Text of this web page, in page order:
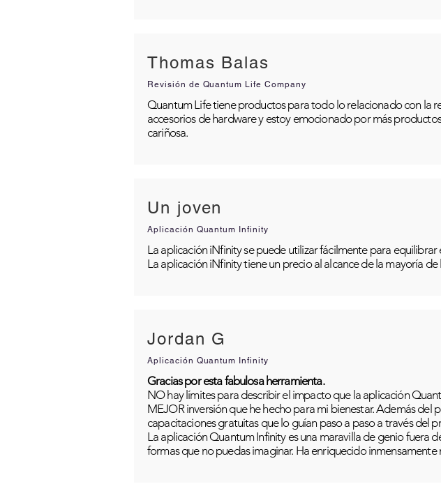
Thomas Balas
Revisión de Quantum Life Company
Quantum Life tiene productos para todo lo relacionado con la
accesorios de hardware y estoy emocionado por más
cariñosa.
Un joven
Aplicación Quantum Infinity
La aplicación iNfinity se puede utilizar fácilmente para
La aplicación iNfinity tiene un precio al alcance de la mayoría
Jordan G
Aplicación Quantum Infinity
Gracias por esta fabulosa herramienta.
NO hay límites para describir el impacto que la aplicación
MEJOR inversión que he hecho para mi bienestar. Además del
capacitaciones gratuitas que lo guían paso a paso a través del
La aplicación Quantum Infinity es una maravilla de genio fuera
formas que no puedas imaginar. Ha enriquecido inmensamente